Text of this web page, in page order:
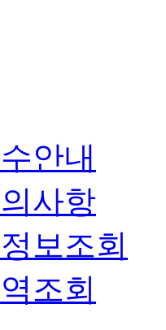
안내
사항
보조회
조회